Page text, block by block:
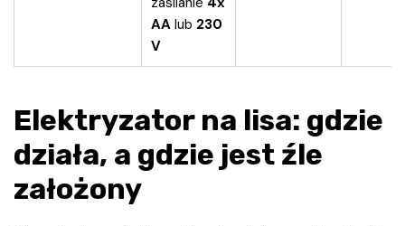
AA lub 230
V
Elektryzator na lisa: gdzie
działa, a gdzie jest źle
założony